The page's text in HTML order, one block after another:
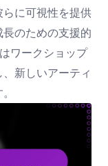
に可視性を提供
のための支援的
ワークショップ
新しいアーティ